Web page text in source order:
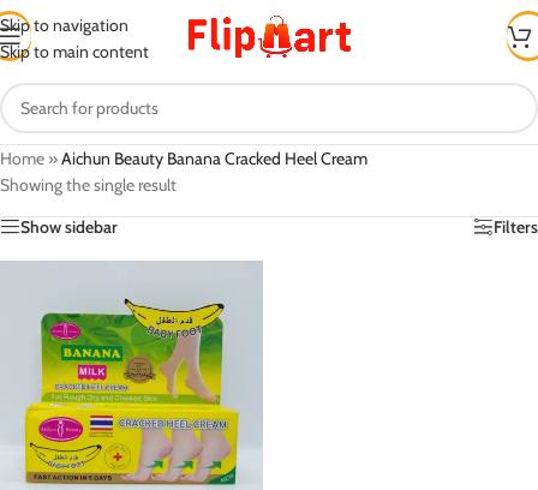
Skip to navigation
Skip to main content
Home »Aichun Beauty Banana Cracked Heel Cream
Showing the single result
Show sidebar
Filters